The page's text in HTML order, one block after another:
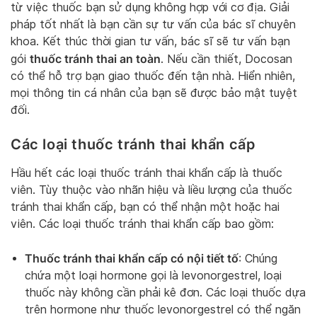
từ việc thuốc bạn sử dụng không hợp với cơ địa. Giải
pháp tốt nhất là bạn cần sự tư vấn của bác sĩ chuyên
khoa. Kết thúc thời gian tư vấn, bác sĩ sẽ tư vấn bạn
gói thuốc tránh thai an toàn. Nếu cần thiết, Docosan
có thể hỗ trợ bạn giao thuốc đến tận nhà. Hiển nhiên,
mọi thông tin cá nhân của bạn sẽ được bảo mật tuyệt
đối.
Các loại thuốc tránh thai khẩn cấp
Hầu hết các loại thuốc tránh thai khẩn cấp là thuốc
viên. Tùy thuộc vào nhãn hiệu và liều lượng của thuốc
tránh thai khẩn cấp, bạn có thể nhận một hoặc hai
viên. Các loại thuốc tránh thai khẩn cấp bao gồm:
Thuốc tránh thai khẩn cấp có nội tiết tố: Chúng
chứa một loại hormone gọi là levonorgestrel, loại
thuốc này không cần phải kê đơn. Các loại thuốc dựa
trên hormone như thuốc levonorgestrel có thể ngăn